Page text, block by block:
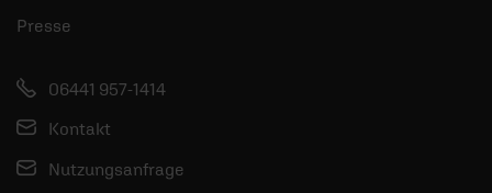
Presse
06441 957-1414
Kontakt
Nutzungsanfrage